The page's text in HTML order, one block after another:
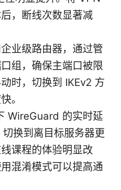
，断线次数显著减
业级路由器，通过管
组，确保主端口被限
时，切换到 IKEv2 方
。
WireGuard 的实时延
换到离目标服务器更
课程的体验明显改
混淆模式可以提高通